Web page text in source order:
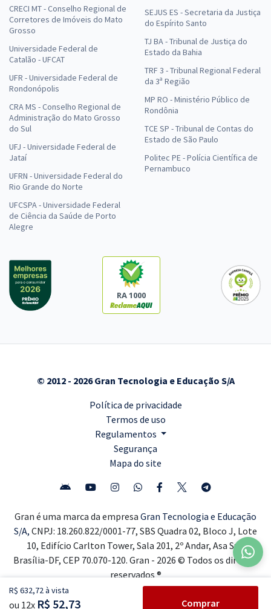
R$ 632,72 à vista
ou 12x R$ 52,73 Comprar
CRECI MT - Conselho Regional de
Corretores de Imóveis do Mato
Grosso
Universidade Federal de
Catalão - UFCAT
UFR - Universidade Federal de
Rondonópolis
CRA MS - Conselho Regional de
Administração do Mato Grosso
do Sul
UFJ - Universidade Federal de
Jataí
UFRN - Universidade Federal do
Rio Grande do Norte
UFCSPA - Universidade Federal
de Ciência da Saúde de Porto
Alegre
SEJUS ES - Secretaria da Justiça
do Espírito Santo
TJ BA - Tribunal de Justiça do
Estado da Bahia
TRF 3 - Tribunal Regional Federal
da 3ª Região
MP RO - Ministério Público de
Rondônia
TCE SP - Tribunal de Contas do
Estado de São Paulo
Politec PE - Polícia Científica de
Pernambuco
RA 1000
© 2012 - 2026 Gran Tecnologia e Educação S/A
Política de privacidade
Termos de uso
Regulamentos
Segurança
Mapa do site
Gran é uma marca da empresa Gran Tecnologia e Educação
S/A, CNPJ: 18.260.822/0001-77, SBS Quadra 02, Bloco J, Lote
10, Edifício Carlton Tower, Sala 201, 2º Andar, Asa Sul,
Brasília-DF, CEP 70.070-120. Gran - 2026 © Todos os direitos
reservados ®